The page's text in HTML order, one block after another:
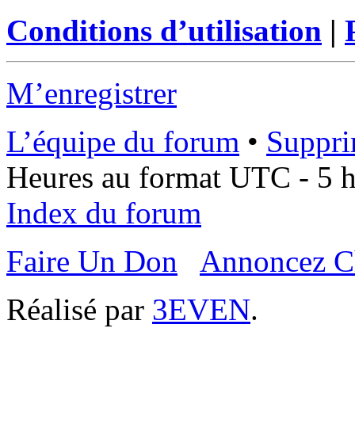
Conditions d’utilisation |
M’enregistrer
L’équipe du forum •
Heures au format UTC - 5
Index du forum
Faire Un Don
Annoncez
Réalisé par 3EVEN.